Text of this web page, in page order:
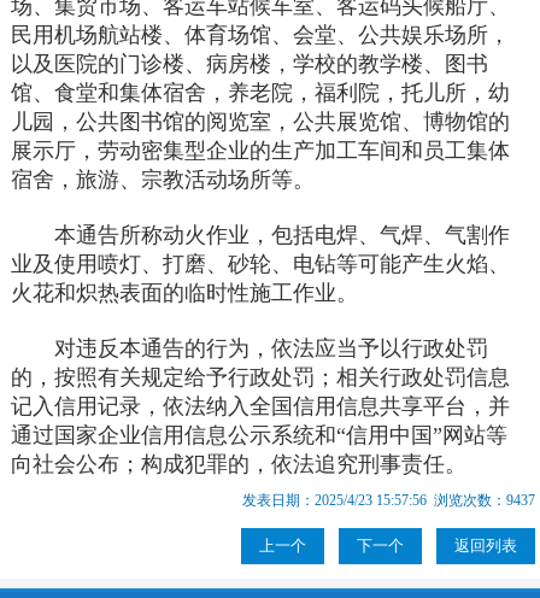
场、集贸市场、客运车站候车室、客运码头候船厅、
民用机场航站楼、体育场馆、会堂、公共娱乐场所，
以及医院的门诊楼、病房楼，学校的教学楼、图书
馆、食堂和集体宿舍，养老院，福利院，托儿所，幼
儿园，公共图书馆的阅览室，公共展览馆、博物馆的
展示厅，劳动密集型企业的生产加工车间和员工集体
宿舍，旅游、宗教活动场所等。
本通告所称动火作业，包括电焊、气焊、气割作
业及使用喷灯、打磨、砂轮、电钻等可能产生火焰、
火花和炽热表面的临时性施工作业。
对违反本通告的行为，依法应当予以行政处罚
的，按照有关规定给予行政处罚；相关行政处罚信息
记入信用记录，依法纳入全国信用信息共享平台，并
通过国家企业信用信息公示系统和“信用中国”网站等
向社会公布；构成犯罪的，依法追究刑事责任。
发表日期：2025/4/23 15:57:56 浏览次数：9437
上一个 下一个 返回列表